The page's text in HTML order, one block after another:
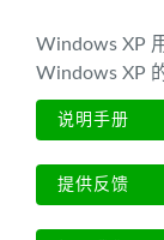
Windows XP
Windows XP
说明手册
提供反馈